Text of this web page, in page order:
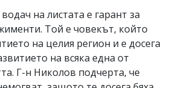
на листата е гарант за
Той е човекът, който
на целия регион и е досега
на всяка една от
Г-н Николов подчерта, че